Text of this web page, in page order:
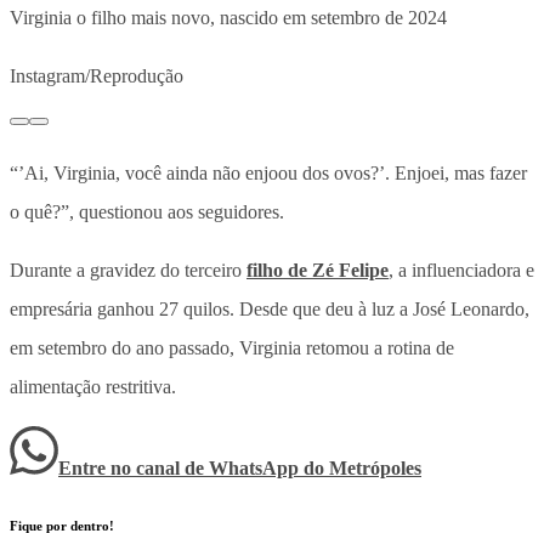
Virginia o filho mais novo, nascido em setembro de 2024
Instagram/Reprodução
“’Ai, Virginia, você ainda não enjoou dos ovos?’. Enjoei, mas fazer
o quê?”, questionou aos seguidores.
Durante a gravidez do terceiro filho de Zé Felipe, a influenciadora e
empresária ganhou 27 quilos. Desde que deu à luz a José Leonardo,
em setembro do ano passado, Virginia retomou a rotina de
alimentação restritiva.
Entre no canal de WhatsApp do Metrópoles
Fique por dentro!